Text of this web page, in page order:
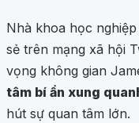
Nhà khoa học
sẻ trên mạng xã hội
vọng không gian
tâm bí ẩn xung
hút sự quan tâm lớn.